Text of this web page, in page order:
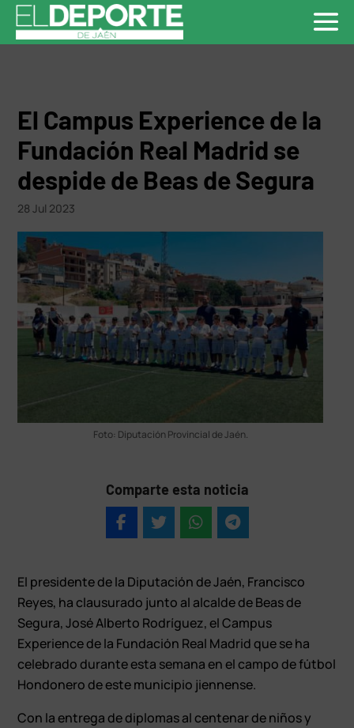
El Campus Experience de la
Fundación Real Madrid se
despide de Beas de Segura
28 Jul 2023
Foto: Diputación Provincial de Jaén.
Comparte esta noticia
El presidente de la Diputación de Jaén, Francisco
Reyes, ha clausurado junto al alcalde de Beas de
Segura, José Alberto Rodríguez, el Campus
Experience de la Fundación Real Madrid que se ha
celebrado durante esta semana en el campo de fútbol
Hondonero de este municipio jiennense.
Con la entrega de diplomas al centenar de niños y